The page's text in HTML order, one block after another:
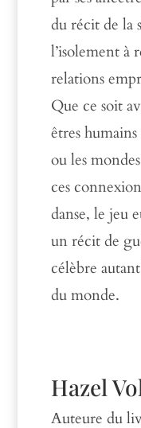
du récit de la
l’isolement à
relations
Que ce soit
êtres humains
ou les
ces
danse, le jeu
un récit de
célèbre
du monde.
Hazel
Auteure du